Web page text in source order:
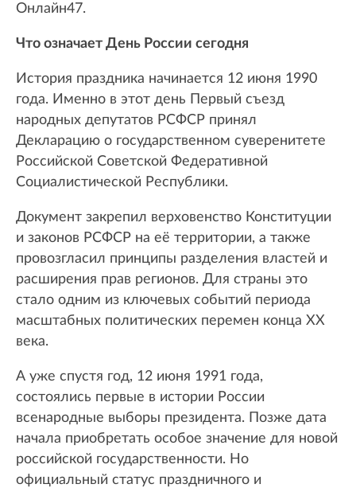
Онлайн47.
Что означает День России сегодня
История праздника начинается 12 июня 1990
года. Именно в этот день Первый съезд
народных депутатов РСФСР принял
Декларацию о государственном суверенитете
Российской Советской Федеративной
Социалистической Республики.
Документ закрепил верховенство Конституции
и законов РСФСР на её территории, а также
провозгласил принципы разделения властей и
расширения прав регионов. Для страны это
стало одним из ключевых событий периода
масштабных политических перемен конца XX
века.
А уже спустя год, 12 июня 1991 года,
состоялись первые в истории России
всенародные выборы президента. Позже дата
начала приобретать особое значение для новой
российской государственности. Но
официальный статус праздничного и